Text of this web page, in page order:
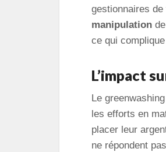
gestionnaires
manipulation
ce qui
L’impact
Le
les efforts en
placer leur
ne répondent